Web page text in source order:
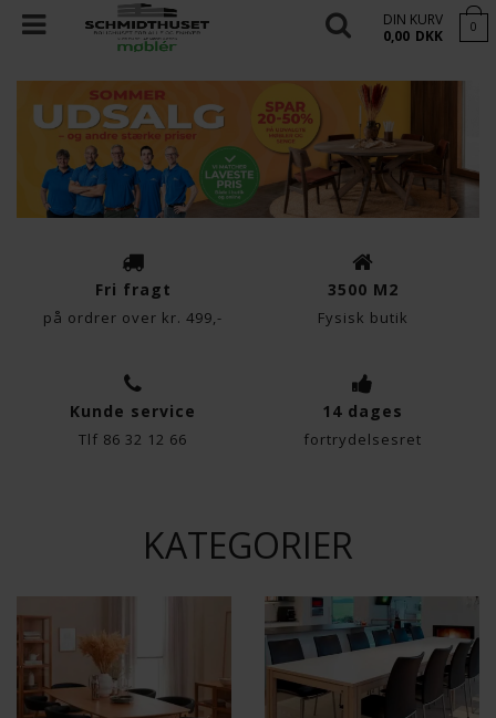
DIN KURV
0,00 DKK 0
Fri fragt
på ordrer over kr. 499,-
3500 M2
Fysisk butik
Kunde service
Tlf 86 32 12 66
14 dages
fortrydelsesret
KATEGORIER